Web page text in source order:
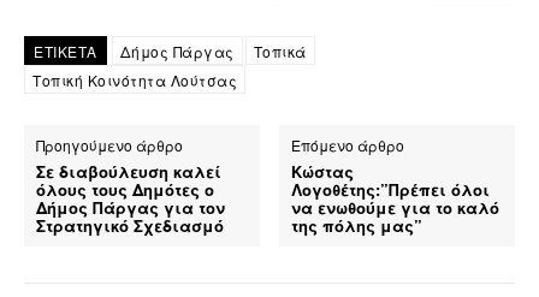
ΕΤΙΚΕΤΑ Δήμος Πάργας
Τοπικά
Τοπική Κοινότητα Λούτσας
Προηγούμενο άρθρο
Σε διαβούλευση καλεί
όλους τους Δημότες ο
Δήμος Πάργας για τον
Στρατηγικό Σχεδιασμό
Επόμενο άρθρο
Κώστας
Λογοθέτης:”Πρέπει όλοι
να ενωθούμε για το καλό
της πόλης μας”